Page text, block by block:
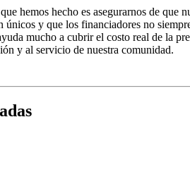
hemos hecho es asegurarnos de que
únicos y que los financiadores no
mucho a cubrir el costo real de la
y al servicio de nuestra comunidad.